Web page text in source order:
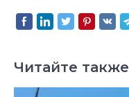
Читайте также